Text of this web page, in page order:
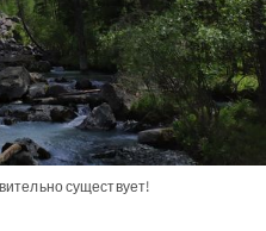
существует!